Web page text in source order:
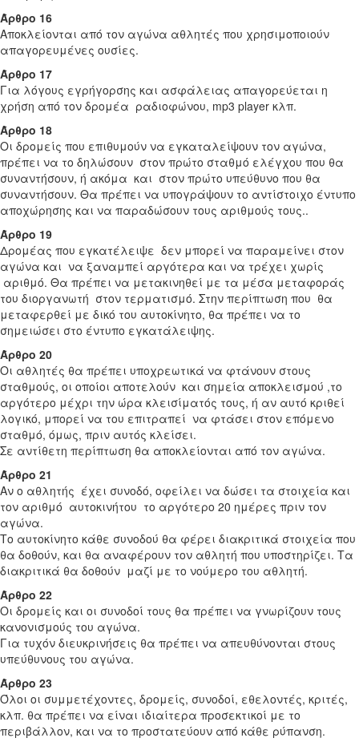
Άρθρο 16
Αποκλείονται από τον αγώνα αθλητές που χρησιμοποιούν
απαγορευμένες ουσίες.
Άρθρο 17
Για λόγους εγρήγορσης και ασφάλειας απαγορεύεται η
χρήση από τον δρομέα ραδιοφώνου, mp3 player κλπ.
Άρθρο 18
Οι δρομείς που επιθυμούν να εγκαταλείψουν τον αγώνα,
πρέπει να το δηλώσουν στον πρώτο σταθμό ελέγχου που θα
συναντήσουν, ή ακόμα και στον πρώτο υπεύθυνο που θα
συναντήσουν. Θα πρέπει να υπογράψουν το αντίστοιχο έντυπο
αποχώρησης και να παραδώσουν τους αριθμούς τους..
Άρθρο 19
Δρομέας που εγκατέλειψε δεν μπορεί να παραμείνει στον
αγώνα και να ξαναμπεί αργότερα και να τρέχει χωρίς
αριθμό. Θα πρέπει να μετακινηθεί με τα μέσα μεταφοράς
του διοργανωτή στον τερματισμό. Στην περίπτωση που θα
μεταφερθεί με δικό του αυτοκίνητο, θα πρέπει να το
σημειώσει στο έντυπο εγκατάλειψης.
Άρθρο 20
Οι αθλητές θα πρέπει υποχρεωτικά να φτάνουν στους
σταθμούς, οι οποίοι αποτελούν και σημεία αποκλεισμού ,το
αργότερο μέχρι την ώρα κλεισίματός τους, ή αν αυτό κριθεί
λογικό, μπορεί να του επιτραπεί να φτάσει στον επόμενο
σταθμό, όμως, πριν αυτός κλείσει.
Σε αντίθετη περίπτωση θα αποκλείονται από τον αγώνα.
Άρθρο 21
Αν ο αθλητής έχει συνοδό, οφείλει να δώσει τα στοιχεία και
τον αριθμό αυτοκινήτου το αργότερο 20 ημέρες πριν τον
αγώνα.
Το αυτοκίνητο κάθε συνοδού θα φέρει διακριτικά στοιχεία που
θα δοθούν, και θα αναφέρουν τον αθλητή που υποστηρίζει. Τα
διακριτικά θα δοθούν μαζί με το νούμερο του αθλητή.
Άρθρο 22
Οι δρομείς και οι συνοδοί τους θα πρέπει να γνωρίζουν τους
κανονισμούς του αγώνα.
Για τυχόν διευκρινήσεις θα πρέπει να απευθύνονται στους
υπεύθυνους του αγώνα.
Άρθρο 23
Όλοι οι συμμετέχοντες, δρομείς, συνοδοί, εθελοντές, κριτές,
κλπ. θα πρέπει να είναι ιδιαίτερα προσεκτικοί με το
περιβάλλον, και να το προστατεύουν από κάθε ρύπανση.